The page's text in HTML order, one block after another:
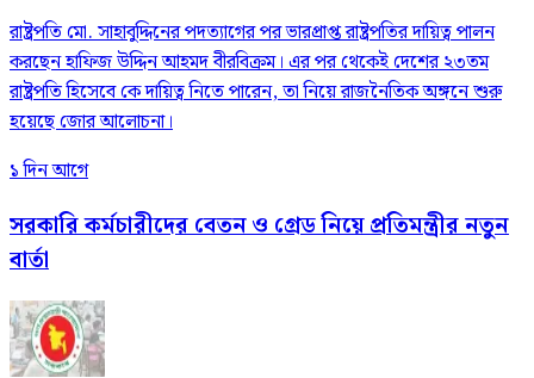
রাষ্ট্রপতি মো. সাহাবুদ্দিনের পদত্যাগের পর ভারপ্রাপ্ত রাষ্ট্রপতির দায়িত্ব পালন
করছেন হাফিজ উদ্দিন আহমদ বীরবিক্রম। এর পর থেকেই দেশের ২৩তম
রাষ্ট্রপতি হিসেবে কে দায়িত্ব নিতে পারেন, তা নিয়ে রাজনৈতিক অঙ্গনে শুরু
হয়েছে জোর আলোচনা।
১ দিন আগে
সরকারি কর্মচারীদের বেতন ও গ্রেড নিয়ে প্রতিমন্ত্রীর নতুন
বার্তা